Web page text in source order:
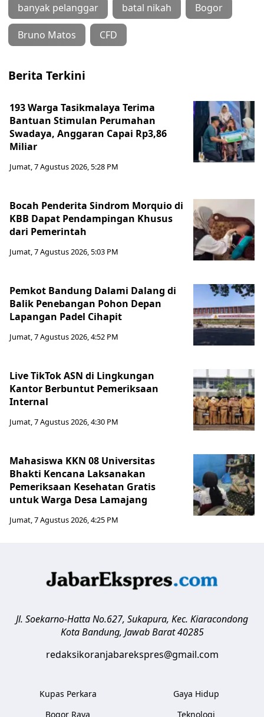
banyak pelanggar batal nikah Bogor
Bruno Matos CFD
Berita Terkini
193 Warga Tasikmalaya Terima
Bantuan Stimulan Perumahan
Swadaya, Anggaran Capai Rp3,86
Miliar
Jumat, 7 Agustus 2026, 5:28 PM
Bocah Penderita Sindrom Morquio di
KBB Dapat Pendampingan Khusus
dari Pemerintah
Jumat, 7 Agustus 2026, 5:03 PM
Pemkot Bandung Dalami Dalang di
Balik Penebangan Pohon Depan
Lapangan Padel Cihapit
Jumat, 7 Agustus 2026, 4:52 PM
Live TikTok ASN di Lingkungan
Kantor Berbuntut Pemeriksaan
Internal
Jumat, 7 Agustus 2026, 4:30 PM
Mahasiswa KKN 08 Universitas
Bhakti Kencana Laksanakan
Pemeriksaan Kesehatan Gratis
untuk Warga Desa Lamajang
Jumat, 7 Agustus 2026, 4:25 PM
Jl. Soekarno-Hatta No.627, Sukapura, Kec. Kiaracondong
Kota Bandung, Jawab Barat 40285
redaksikoranjabarekspres@gmail.com
Kupas Perkara
Bogor Raya
Gaya Hidup
Teknologi